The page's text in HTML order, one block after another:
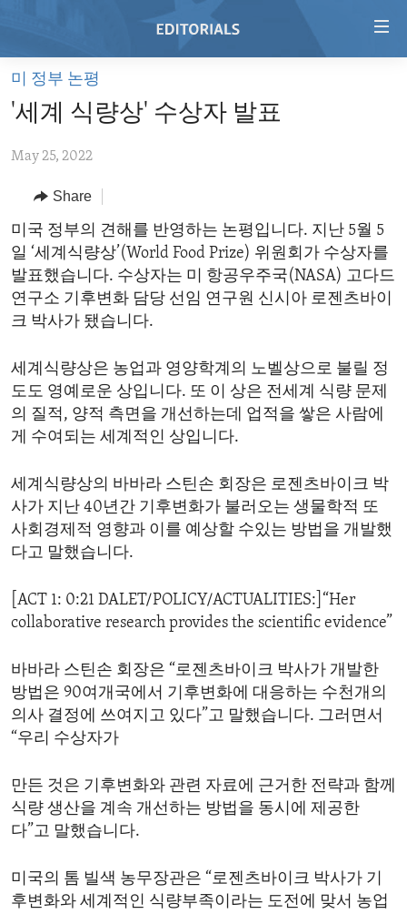
Skip
main
Skip
Navigation
Skip
Search
HOME
VIDEO
RADIO
REGIONS
AFRICA
AMERICAS
ASIA
EUROPE
MIDDLE EAST
TOPICS
HUMAN RIGHTS
SECURITY AND DEFENSE
AID AND DEVELOPMENT
DEMOCRACY AND GOVERNANCE
ECONOMY AND TRADE
ENVIRONMENT AND HEALTH
ARCHIVE
ABOUT US
미 정부 논평
'세계 식량상' 수상자 발표
May 25, 2022
Share
미국 정부의 견해를 반영하는 논평입니다. 지난 5월 5
일 ‘세계식량상’(World Food Prize) 위원회가 수상자를
발표했습니다. 수상자는 미 항공우주국(NASA) 고다드
연구소 기후변화 담당 선임 연구원 신시아 로젠츠바이
크 박사가 됐습니다.
세계식량상은 농업과 영양학계의 노벨상으로 불릴 정
도도 영예로운 상입니다. 또 이 상은 전세계 식량 문제
의 질적, 양적 측면을 개선하는데 업적을 쌓은 사람에
게 수여되는 세계적인 상입니다.
세계식량상의 바바라 스틴손 회장은 로젠츠바이크 박
사가 지난 40년간 기후변화가 불러오는 생물학적 또
사회경제적 영향과 이를 예상할 수있는 방법을 개발했
다고 말했습니다.
[ACT 1: 0:21 DALET/POLICY/ACTUALITIES:]“Her
collaborative research provides the scientific evidence”
바바라 스틴손 회장은 “로젠츠바이크 박사가 개발한
방법은 90여개국에서 기후변화에 대응하는 수천개의
의사 결정에 쓰여지고 있다”고 말했습니다. 그러면서
“우리 수상자가
만든 것은 기후변화와 관련 자료에 근거한 전략과 함께
식량 생산을 계속 개선하는 방법을 동시에 제공한
다”고 말했습니다.
미국의 톰 빌색 농무장관은 “로젠츠바이크 박사가 기
후변화와 세계적인 식량부족이라는 도전에 맞서 농업